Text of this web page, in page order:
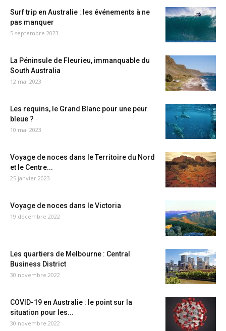
Surf trip en Australie : les événements à ne
pas manquer
5 septembre 2023
La Péninsule de Fleurieu, immanquable du
South Australia
12 mai 2023
Les requins, le Grand Blanc pour une peur
bleue ?
10 mai 2023
Voyage de noces dans le Territoire du Nord
et le Centre...
25 janvier 2023
Voyage de noces dans le Victoria
19 décembre 2022
Les quartiers de Melbourne : Central
Business District
30 novembre 2022
COVID-19 en Australie : le point sur la
situation pour les...
30 novembre 2022